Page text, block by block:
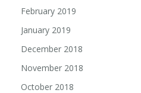
February 2019
January 2019
December 2018
November 2018
October 2018